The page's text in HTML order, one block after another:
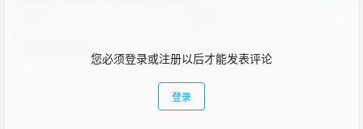
您必须登录或注册以后才能发表评论
登录